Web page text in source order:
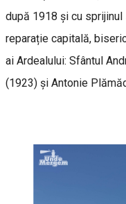
după 1918 și cu
reparație capitală,
ai Ardealului: Sfântul
(1923) și Antonie